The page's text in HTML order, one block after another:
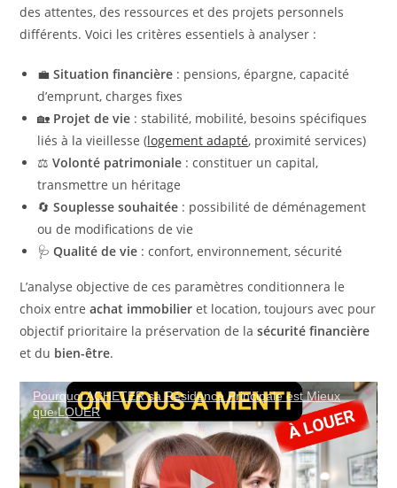
des attentes, des ressources et des projets personnels
différents. Voici les critères essentiels à analyser :
💼Situation financière : pensions, épargne, capacité
d’emprunt, charges fixes
🏡 Projet de vie : stabilité, mobilité, besoins spécifiques
liés à la vieillesse (logement adapté, proximité services)
⚖️Volonté patrimoniale : constituer un capital,
transmettre un héritage
🔄Souplesse souhaitée : possibilité de déménagement
ou de modifications de vie
🩺Qualité de vie : confort, environnement, sécurité
L’analyse objective de ces paramètres conditionnera le
choix entreachat immobilier et location, toujours avec pour
objectif prioritaire la préservation de lasécurité financière
et du bien-être.
Pourquoi ACHETER sa Résidence Principale est Mieux
que LOUER